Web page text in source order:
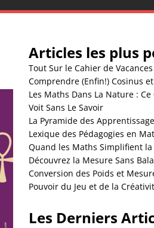
Articles les plus
Tout Sur le Cahier de
Comprendre (Enfin!) Cosinus
Les Maths Dans La Nature :
Voit Sans Le Savoir
La Pyramide des
Lexique des Pédagogies en
Quand les Maths Simplifient la
Découvrez la Mesure Sans
Conversion des Poids et
Pouvoir du Jeu et de la
Les Derniers